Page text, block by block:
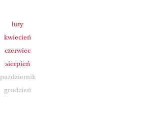
luty
kwiecień
czerwiec
sierpień
październik
grudzień